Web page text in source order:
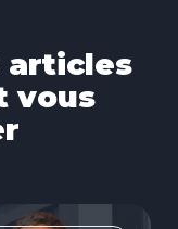
articles
vous